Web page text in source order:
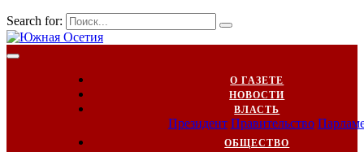
Search for:
О ГАЗЕТЕ
НОВОСТИ
ВЛАСТЬ
Президент Правительство
ОБЩЕСТВО